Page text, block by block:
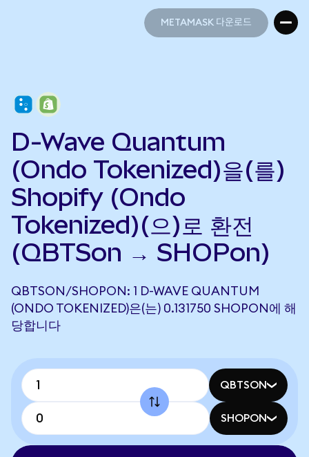
METAMASK 다운로드
D-Wave Quantum
(Ondo Tokenized)을(를)
Shopify (Ondo
Tokenized)(으)로 환전
(QBTSon → SHOPon)
QBTSON/SHOPON: 1 D-WAVE QUANTUM
(ONDO TOKENIZED)은(는) 0.131750 SHOPON에 해
당합니다
QBTSON
SHOPON